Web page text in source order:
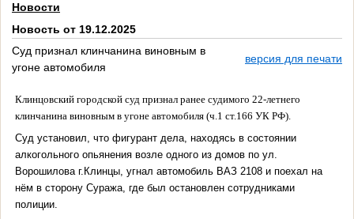
Новости
Новость от 19.12.2025
Суд признал клинчанина виновным в
угоне автомобиля
версия для печати
Клинцовский городской суд признал ранее судимого 22-летнего
клинчанина виновным в угоне автомобиля (ч.1 ст.166 УК РФ).
Суд установил, что фигурант дела, находясь в состоянии
алкогольного опьянения возле одного из домов по ул.
Ворошилова г.Клинцы, угнал автомобиль ВАЗ 2108 и поехал на
нём в сторону Суража, где был остановлен сотрудниками
полиции.